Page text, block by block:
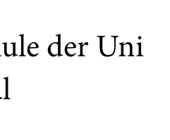
der Uni